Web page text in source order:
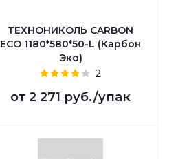
ТЕХНОНИКОЛЬ CARBON
ECO 1180*580*50-L (Карбон
Эко)
2
от 2 271 руб./упак